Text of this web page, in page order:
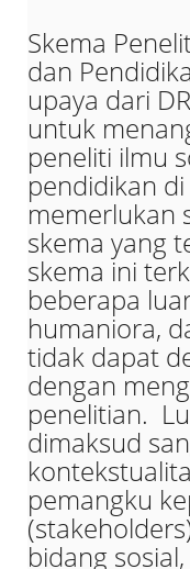
Skema
dan
upaya dari
untuk
peneliti ilmu
pendidikan
memerlukan
skema yang
skema ini
beberapa
humaniora,
tidak dapat
dengan
penelitian.
dimaksud
pemangku
bidang